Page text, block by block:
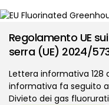
Regolamento UE
serra (UE) 2024/
Lettera informativa 128
informativa fa seguito
Divieto dei gas